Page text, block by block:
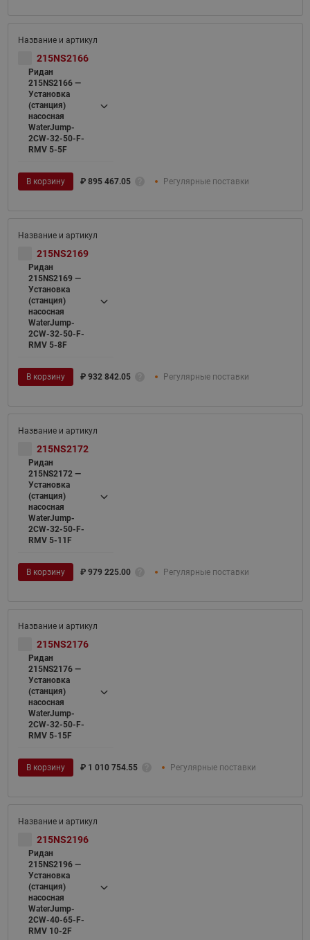
215NS2166
Ридан
215NS2166 —
Установка
(станция)
насосная
WaterJump-
2CW-32-50-F-
RMV 5-5F
В корзину ₽ 895 467.05 Регулярные поставки
215NS2169
Ридан
215NS2169 —
Установка
(станция)
насосная
WaterJump-
2CW-32-50-F-
RMV 5-8F
В корзину ₽ 932 842.05 Регулярные поставки
215NS2172
Ридан
215NS2172 —
Установка
(станция)
насосная
WaterJump-
2CW-32-50-F-
RMV 5-11F
В корзину ₽ 979 225.00 Регулярные поставки
215NS2176
Ридан
215NS2176 —
Установка
(станция)
насосная
WaterJump-
2CW-32-50-F-
RMV 5-15F
В корзину ₽ 1 010 754.55 Регулярные поставки
215NS2196
Ридан
215NS2196 —
Установка
(станция)
насосная
WaterJump-
2CW-40-65-F-
RMV 10-2F